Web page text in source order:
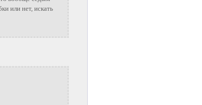
или нет, искать